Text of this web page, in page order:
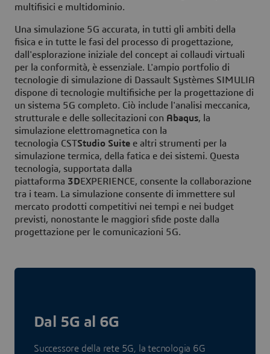
multifisici e multidominio.
Una simulazione 5G accurata, in tutti gli ambiti della
fisica e in tutte le fasi del processo di progettazione,
dall'esplorazione iniziale del concept ai collaudi virtuali
per la conformità, è essenziale. L'ampio portfolio di
tecnologie di simulazione di Dassault Systèmes SIMULIA
dispone di tecnologie multifisiche per la progettazione di
un sistema 5G completo. Ciò include l'analisi meccanica,
strutturale e delle sollecitazioni con Abaqus, la
simulazione elettromagnetica con la
tecnologia CSTStudio Suite e altri strumenti per la
simulazione termica, della fatica e dei sistemi. Questa
tecnologia, supportata dalla
piattaforma 3DEXPERIENCE, consente la collaborazione
tra i team. La simulazione consente di immettere sul
mercato prodotti competitivi nei tempi e nei budget
previsti, nonostante le maggiori sfide poste dalla
progettazione per le comunicazioni 5G.
Dal 5G al 6G
Successore della rete 5G, la tecnologia 6G